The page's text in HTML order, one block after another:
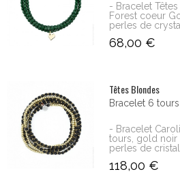
- Bracelet
Forest coeur
perles de
68,00 €
Têtes Blondes
Bracelet 6
- Bracelet
tours, gold noir
perles de cristal
118,00 €